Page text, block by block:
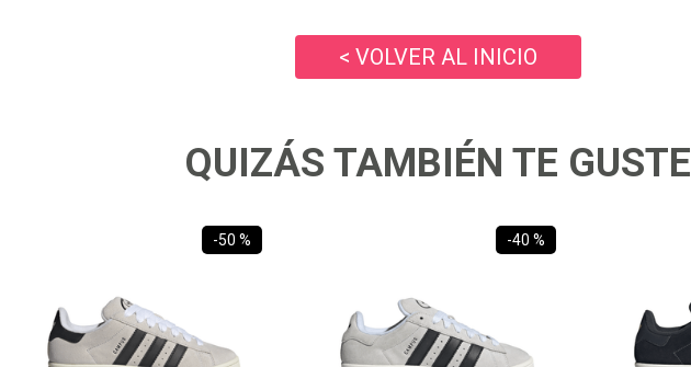
< VOLVER AL INICIO
QUIZÁS TAMBIÉN TE GUSTE
-50 % -40 %